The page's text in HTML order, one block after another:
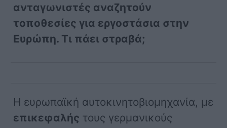
ανταγωνιστές αναζητούν
τοποθεσίες για εργοστάσια στην
Ευρώπη. Τι πάει στραβά;
Η ευρωπαϊκή αυτοκινητοβιομηχανία, με
επικεφαλής τους γερμανικούς